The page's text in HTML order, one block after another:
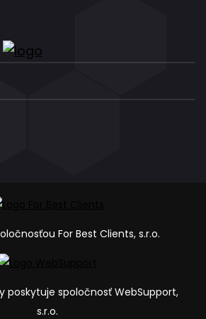
For Best Clients, s.r.o.
poskytuje spoločnosť WebSupport,
s.r.o.